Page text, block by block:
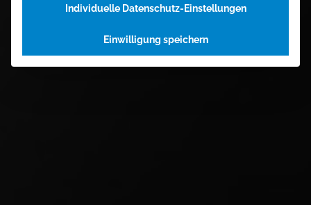
Individuelle Datenschutz-Einstellungen
Einwilligung speichern